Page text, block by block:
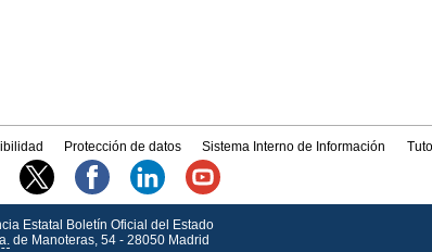
Protección de datos Sistema Interno de Información
Estatal Boletín Oficial del Estado
de Manoteras, 54 - 28050 Madrid